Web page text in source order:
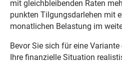
mit gleichbleibenden Raten
punkten Tilgungsdarlehen mit
monatlichen Belastung im
Bevor Sie sich für eine
Ihre finanzielle Situation